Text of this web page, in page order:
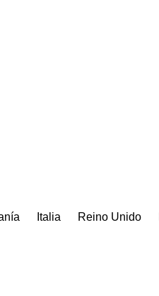
Italia Reino Unido